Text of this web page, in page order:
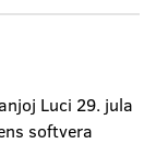
Luci 29. jula
softvera